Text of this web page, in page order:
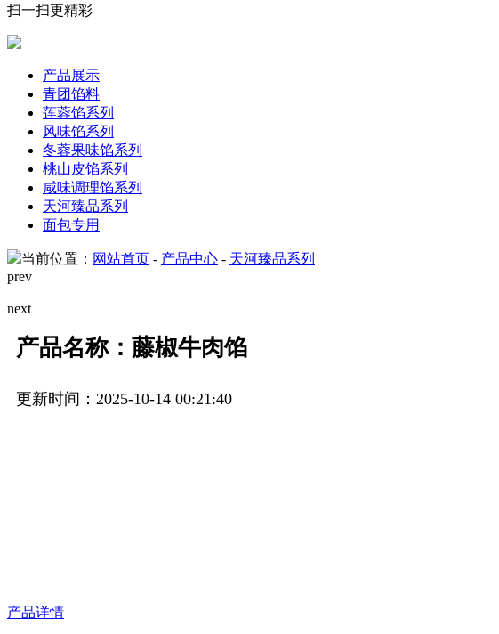
扫一扫更精彩
产品展示
青团馅料
莲蓉馅系列
风味馅系列
冬蓉果味馅系列
桃山皮馅系列
咸味调理馅系列
天河臻品系列
面包专用
当前位置： 网站首页 - 产品中心 - 天河臻品系列
prev
next
产品名称：藤椒牛肉馅
更新时间：2025-10-14 00:21:40
产品详情